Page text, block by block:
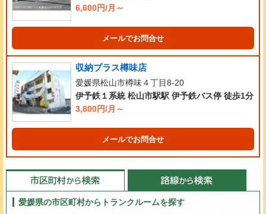
6,600円/月～
メールでお問合せ
収納プラス樽味店
愛媛県松山市樽味４丁目8-20
伊予鉄１系統 松山市駅駅 伊予鉄バス停 徒歩1分
3,800円/月～
メールでお問合せ
愛媛県の市区町村からトランクルームを探す